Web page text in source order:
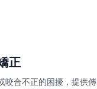
正
咬合不正的困擾，提供傳